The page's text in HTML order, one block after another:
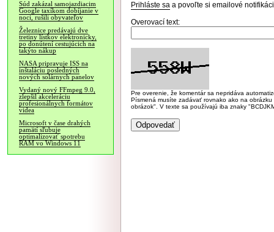
Súd zakázal samojazdiacim
Google taxíkom dobíjanie v
noci, rušili obyvateľov
Železnice predávajú dve
tretiny lístkov elektronicky,
po donútení cestujúcich na
takýto nákup
NASA pripravuje ISS na
inštaláciu posledných
nových solárnych panelov
Vydaný nový FFmpeg 9.0,
zlepšil akceleráciu
profesionálnych formátov
videa
Microsoft v čase drahých
pamätí sľubuje
optimalizovať spotrebu
RAM vo Windows 11
Prihláste sa a povoľte si emailové
Overovací text:
Pre overenie, že komentár sa nepridáva
Písmená musíte zadávať rovnako ako na
obrázok". V texte sa používajú iba znaky